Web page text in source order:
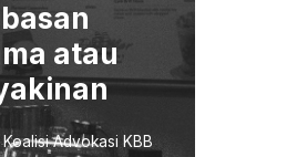
atau
Advokasi KBB